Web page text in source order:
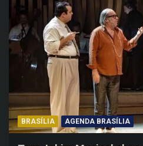
BRASÍLIA AGENDA BRASÍLIA